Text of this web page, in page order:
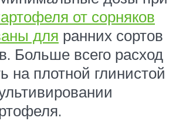
от сорняков
для ранних сортов
Больше всего расход
на плотной глинистой